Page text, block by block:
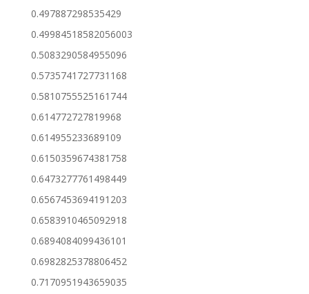
0.497887298535429
0.49984518582056003
0.5083290584955096
0.5735741727731168
0.5810755525161744
0.614772727819968
0.614955233689109
0.6150359674381758
0.6473277761498449
0.6567453694191203
0.6583910465092918
0.6894084099436101
0.6982825378806452
0.7170951943659035